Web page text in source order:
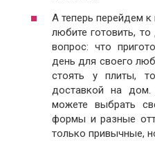
А теперь перейдем
любите готовить,
вопрос: что
день для своего
стоять у плиты,
доставкой на
можете выбрать
формы и разные
только привычные,